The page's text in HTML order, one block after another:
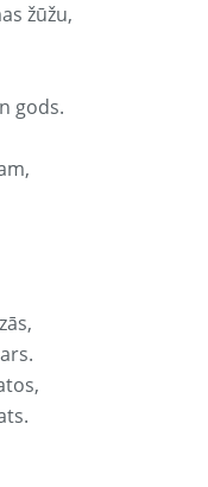
žūžu,
gods.